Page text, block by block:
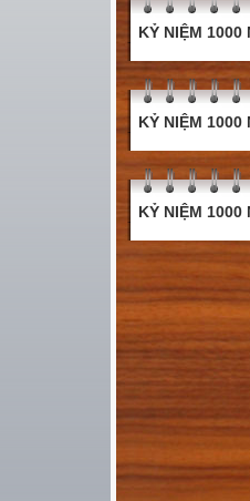
KỶ NIỆM 1000
KỶ NIỆM 1000
KỶ NIỆM 1000